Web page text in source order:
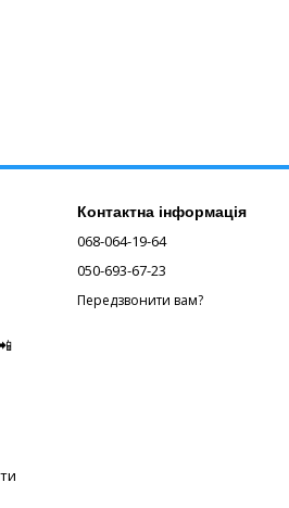
Контактна інформація
068-064-19-64
050-693-67-23
Передзвонити вам?